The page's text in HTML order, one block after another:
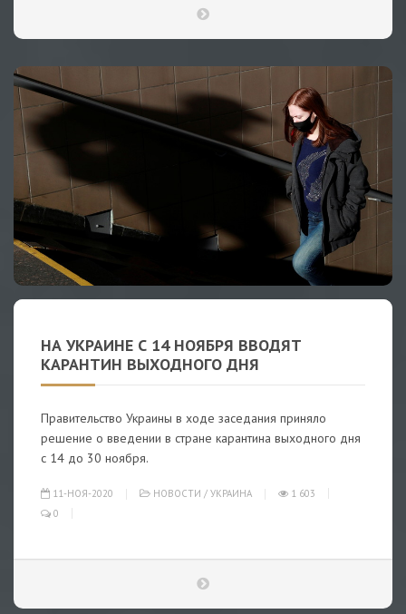
НА УКРАИНЕ С 14 НОЯБРЯ ВВОДЯТ
КАРАНТИН ВЫХОДНОГО ДНЯ
Правительство Украины в ходе заседания приняло
решение о введении в стране карантина выходного дня
с 14 до 30 ноября.
11-НОЯ-2020 НОВОСТИ / УКРАИНА
1 603
0